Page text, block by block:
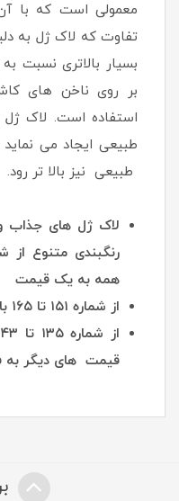
معمولی است که با
تفاوت که لاک ژل به
بسیار بالاتری نسبت
بر روی ناخن های
استفاده است. لاک
طبیعی ایجاد می
طبیعی نیز بالا تر رود.
همه به یک قیمت
از شماره ۱۵۱ تا ۱۶۵ با قیمت ساده
قیمت های دیگر